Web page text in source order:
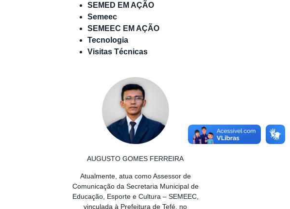
SEMED EM AÇÃO
Semeec
SEMEEC EM AÇÃO
Tecnologia
Visitas Técnicas
AUGUSTO GOMES FERREIRA
Atualmente, atua como Assessor de
Comunicação da Secretaria Municipal de
Educação, Esporte e Cultura – SEMEEC,
vinculada à Prefeitura de Tefé, no